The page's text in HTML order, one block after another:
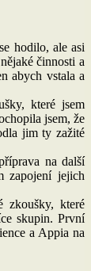
hodilo, ale asi
činnosti a
abych vstala a
které jsem
jsem, že
jim ty zažité
na další
zapojení jejich
zkoušky, které
skupin. První
a Appia na